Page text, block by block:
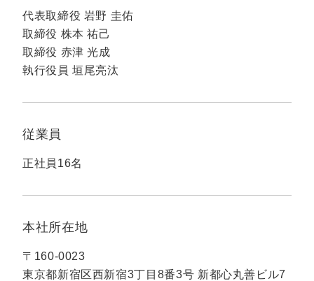
ん』
定額LINE運用代行『LINEマキトルくん』
定額制LP制作・改善『最強LP』
採用YouTubeチャンネル構築『トリトル』
エンジニア
広告運用
YouTubeディレクター
会社概要・役員紹介
ミッション・ビジョン・バリュー
取締役メッセージ（株本祐己）
業務委託
営業
インターン
代表取締役 岩野 圭佑
取締役 株本 祐己
取締役 赤津 光成
執行役員 垣尾亮汰
従業員
正社員16名
本社所在地
〒160-0023
東京都新宿区西新宿3丁目8番3号 新都心丸善ビル7